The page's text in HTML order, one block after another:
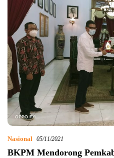
Nasional 05/11/2021
BKPM Mendorong